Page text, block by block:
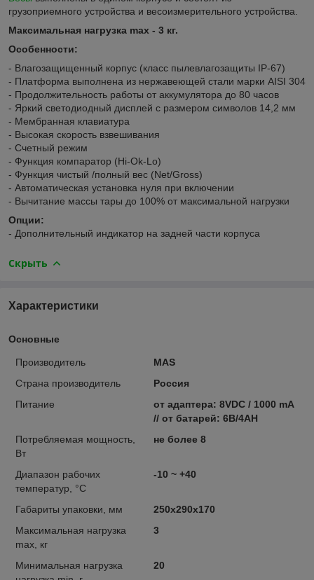
грузоприемного устройства и весоизмерительного устройства.
Максимальная нагрузка max - 3 кг.
Особенности:
- Влагозащищенный корпус (класс пылевлагозащиты IP-67)
- Платформа выполнена из нержавеющей стали марки AISI 304
- Продолжительность работы от аккумулятора до 80 часов
- Яркий светодиодный дисплей с размером символов 14,2 мм
- Мембранная клавиатура
- Высокая скорость взвешивания
- Счетный режим
- Функция компаратор (Hi-Ok-Lo)
- Функция чистый /полный вес (Net/Gross)
- Автоматическая установка нуля при включении
- Вычитание массы тары до 100% от максимальной нагрузки
Опции:
- Дополнительный индикатор на задней части корпуса
Скрыть
Характеристики
Основные
Производитель
MAS
Страна производитель
Россия
Питание
от адаптера: 8VDC / 1000 mA
// от батарей: 6В/4AH
Потребляемая мощность,
Вт
не более 8
Диапазон рабочих
температур, °C
-10 ~ +40
Габариты упаковки, мм
250х290х170
Максимальная нагрузка
max, кг
3
Минимальная нагрузка
20